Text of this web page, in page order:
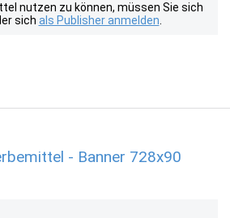
nutzen zu können, müssen Sie sich
sich als Publisher anmelden
- Banner 728x90